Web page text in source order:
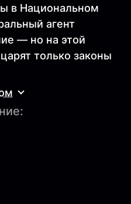
в Национальном
агент
— но на этой
только законы